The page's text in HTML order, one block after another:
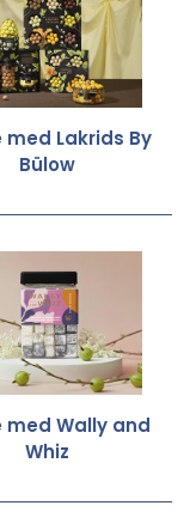
med Lakrids By
Bülow
med Wally and
Whiz